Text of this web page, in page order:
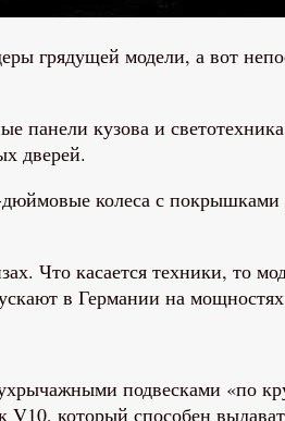
грядущей модели, а вот
панели кузова и
дверей.
колеса с
Что касается техники, то
в Германии на
подвесками «по
V10, который способен